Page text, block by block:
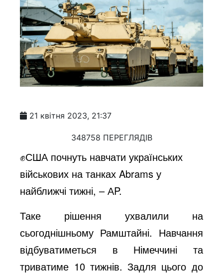
21 квітня 2023, 21:37
348758 ПЕРЕГЛЯДІВ
✊США почнуть навчати українських
військових на танках Abrams у
найближчі тижні, – АP.
Таке рішення ухвалили на
сьогоднішньому Рамштайні. Навчання
відбуватиметься в Німеччині та
триватиме 10 тижнів. Задля цього до